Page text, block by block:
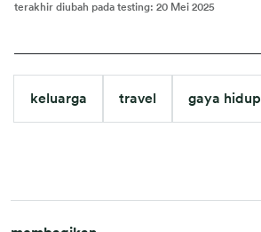
terakhir diubah pada testing: 20 Mei 2025
keluarga travel gaya hidup